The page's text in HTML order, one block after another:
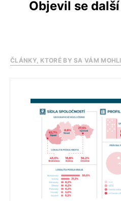
Objevil se
ČLÁNKY, KTORÉ BY SA VÁM